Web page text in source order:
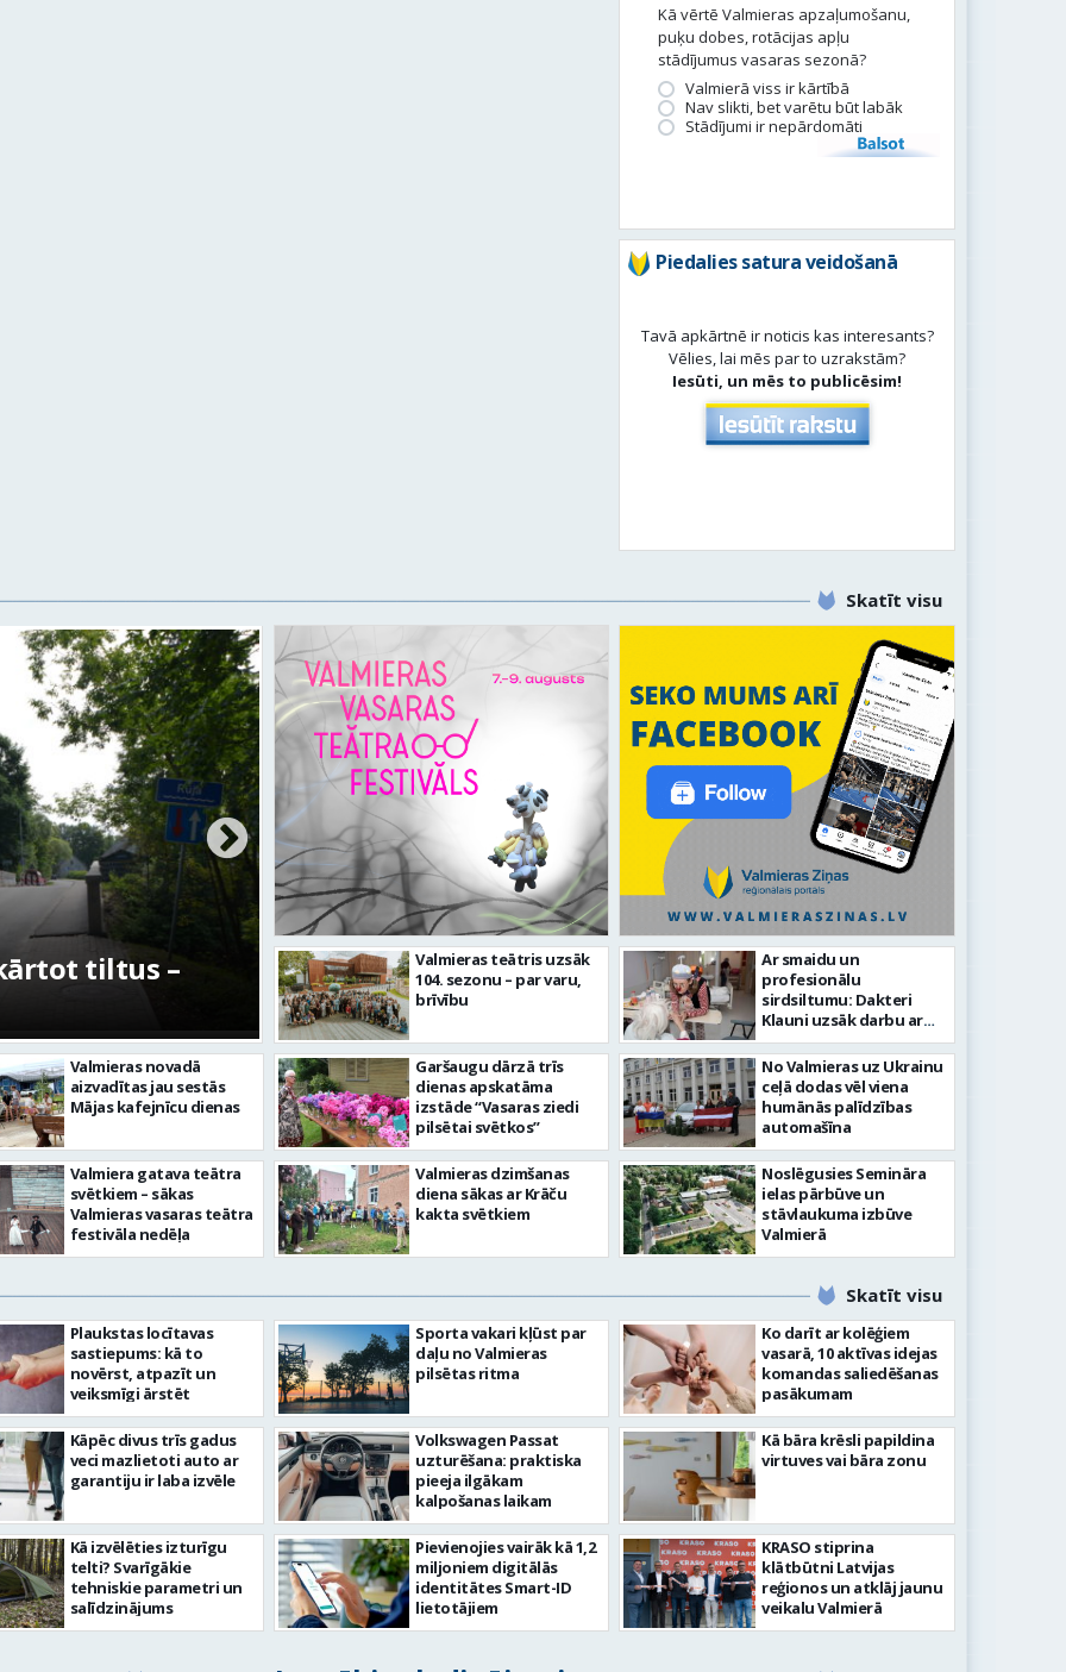
Kā vērtē Valmieras apzaļumošanu,
puķu dobes, rotācijas apļu
stādījumus vasaras sezonā?
Valmierā viss ir kārtībā
Nav slikti, bet varētu būt labāk
Stādījumi ir nepārdomāti
Balsot
Piedalies satura veidošanā
Tavā apkārtnē ir noticis kas interesants?
Vēlies, lai mēs par to uzrakstām?
Iesūti, un mēs to publicēsim!
Skatīt visu
tiltus –
No pagaidu teātra līdz laikmetīgās kultūras
centram – kā attīstīsies “Kurtuve”
Valmieras novadā
aizvadītas jau sestās
Mājas kafejnīcu dienas
Valmiera gatava teātra
svētkiem – sākas
Valmieras vasaras teātra
festivāla nedēļa
Valmieras teātris uzsāk
104. sezonu – par varu,
brīvību
Garšaugu dārzā trīs
dienas apskatāma
izstāde “Vasaras ziedi
pilsētai svētkos”
Valmieras dzimšanas
diena sākas ar Krāču
kakta svētkiem
Ar smaidu un
profesionālu
sirdsiltumu: Dakteri
Klauni uzsāk darbu ar
senioriem Vidzemes
slimnīcā
No Valmieras uz Ukrainu
ceļā dodas vēl viena
humānās palīdzības
automašīna
Noslēgusies Semināra
ielas pārbūve un
stāvlaukuma izbūve
Valmierā
Skatīt visu
Plaukstas locītavas
sastiepums: kā to
novērst, atpazīt un
veiksmīgi ārstēt
Kāpēc divus trīs gadus
veci mazlietoti auto ar
garantiju ir laba izvēle
Kā izvēlēties izturīgu
telti? Svarīgākie
tehniskie parametri un
salīdzinājums
Sporta vakari kļūst par
daļu no Valmieras
pilsētas ritma
Volkswagen Passat
uzturēšana: praktiska
pieeja ilgākam
kalpošanas laikam
Pievienojies vairāk kā 1,2
miljoniem digitālās
identitātes Smart-ID
lietotājiem
Ko darīt ar kolēģiem
vasarā, 10 aktīvas idejas
komandas saliedēšanas
pasākumam
Kā bāra krēsli papildina
virtuves vai bāra zonu
KRASO stiprina
klātbūtni Latvijas
reģionos un atklāj jaunu
veikalu Valmierā